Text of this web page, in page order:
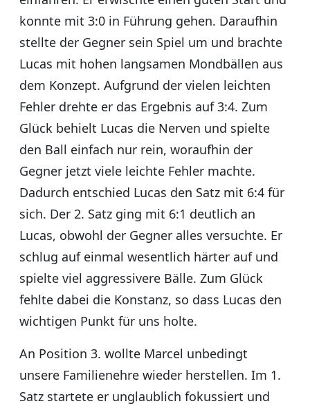
konnte mit 3:0 in Führung gehen. Daraufhin
stellte der Gegner sein Spiel um und brachte
Lucas mit hohen langsamen Mondbällen aus
dem Konzept. Aufgrund der vielen leichten
Fehler drehte er das Ergebnis auf 3:4. Zum
Glück behielt Lucas die Nerven und spielte
den Ball einfach nur rein, woraufhin der
Gegner jetzt viele leichte Fehler machte.
Dadurch entschied Lucas den Satz mit 6:4 für
sich. Der 2. Satz ging mit 6:1 deutlich an
Lucas, obwohl der Gegner alles versuchte. Er
schlug auf einmal wesentlich härter auf und
spielte viel aggressivere Bälle. Zum Glück
fehlte dabei die Konstanz, so dass Lucas den
wichtigen Punkt für uns holte.
An Position 3. wollte Marcel unbedingt
unsere Familienehre wieder herstellen. Im 1.
Satz startete er unglaublich fokussiert und